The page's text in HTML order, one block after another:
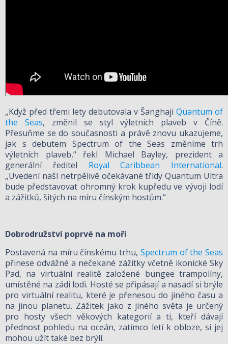
„Když před třemi lety debutovala v Šanghaji Quantum of
the Seas, změnil se styl výletních plaveb v Číně.
Přesuňme se do současnosti a právě znovu ukazujeme,
jak s debutem Spectrum of the Seas změníme trh
výletních plaveb,“ řekl Michael Bayley, prezident a
generální ředitel Royal Caribbean International.
„Uvedení naší netrpělivě očekávané třídy Quantum Ultra
bude představovat ohromný krok kupředu ve vývoji lodí
a zážitků, šitých na míru čínským hostům.“
Dobrodružství poprvé na moři
Postavená na míru čínskému trhu, Spectrum of the Seas
přinese odvážné a nečekané zážitky včetně ikonické Sky
Pad, na virtuální realitě založené bungee trampolíny,
umístěné na zádi lodi. Hosté se připásají a nasadí si brýle
pro virtuální realitu, které je přenesou do jiného času a
na jinou planetu. Zážitek jako z jiného světa je určený
pro hosty všech věkových kategorií a ti, kteří dávají
přednost pohledu na oceán, zatímco letí k obloze, si jej
mohou užít také bez brýlí.